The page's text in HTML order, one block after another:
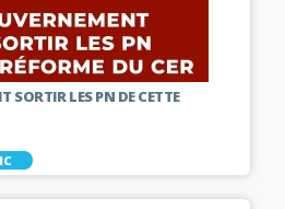
SORTIR LES PN DE CETTE